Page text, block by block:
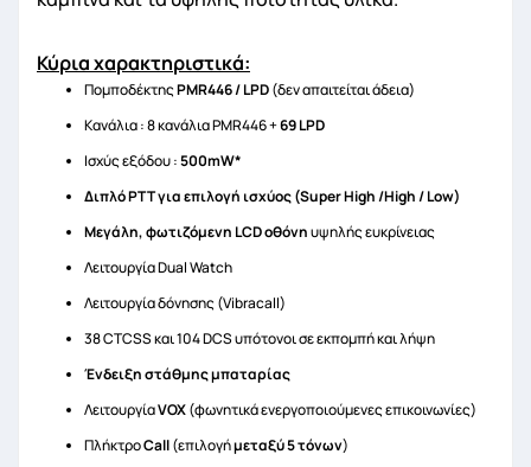
Κύρια χαρακτηριστικά:
ΠομποδέκτηςPMR446 /LPD(δεν απαιτείται άδεια)
Κανάλια : 8 κανάλια PMR446 +69 LPD
Ισχύς εξόδου :500mW*
Διπλό ΡΤΤ για επιλογή ισχύος (SuperHigh/High/Low)
Μεγάλη, φωτιζόμενη LCDοθόνηυψηλής ευκρίνειας
Λειτουργία Dual Watch
Λειτουργία δόνησης (Vibracall)
38 CTCSS και 104 DCS υπότονοι σε εκπομπή και λήψη
Ένδειξη στάθμης μπαταρίας
ΛειτουργίαVOX(φωνητικά ενεργοποιούμενες επικοινωνίες)
ΠλήκτροCall(επιλογήμεταξύ 5 τόνων)